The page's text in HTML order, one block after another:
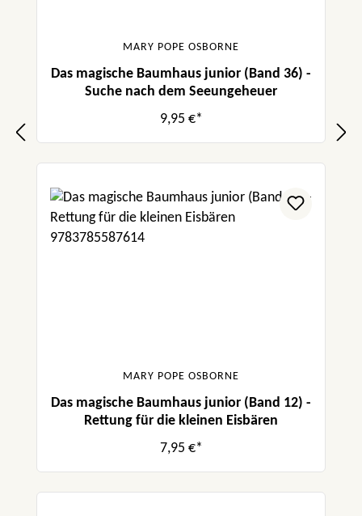
MARY POPE OSBORNE
Das magische Baumhaus junior (Band 36) -
Suche nach dem Seeungeheuer
9,95 €*
MARY POPE OSBORNE
Das magische Baumhaus junior (Band 12) -
Rettung für die kleinen Eisbären
7,95 €*